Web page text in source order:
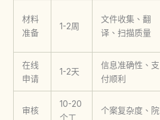
材料
准备
1-2周
文件收集、翻
译、扫描质量
在线
申请
1-2天
信息准确性、支
付顺利
审核
10-20
个工
个案复杂度、院